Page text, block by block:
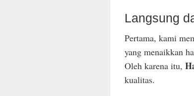
Langsung
Pertama, kami
yang menaikkan
Oleh karena itu,
kualitas.